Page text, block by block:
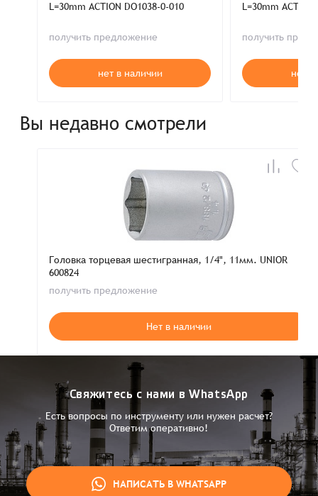
L=30mm ACTION DO1038-0-010
получить предложение
нет в наличии
L=30mm ACTION
получить
нет в
Вы недавно смотрели
Головка торцевая шестигранная, 1/4", 11мм. UNIOR
600824
получить предложение
Нет в наличии
Свяжитесь с нами в WhatsApp
Есть вопросы по инструменту или нужен расчет?
Ответим оперативно!
НАПИСАТЬ В WHATSAPP